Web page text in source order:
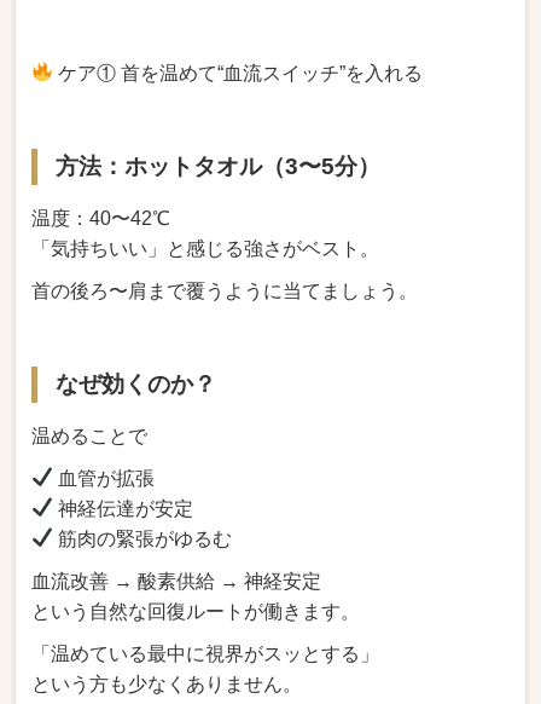
ケア① 首を温めて“血流スイッチ”を入れる
方法：ホットタオル（3〜5分）
温度：40〜42℃
「気持ちいい」と感じる強さがベスト。
首の後ろ〜肩まで覆うように当てましょう。
なぜ効くのか？
温めることで
血管が拡張
神経伝達が安定
筋肉の緊張がゆるむ
血流改善 → 酸素供給 → 神経安定
という自然な回復ルートが働きます。
「温めている最中に視界がスッとする」
という方も少なくありません。